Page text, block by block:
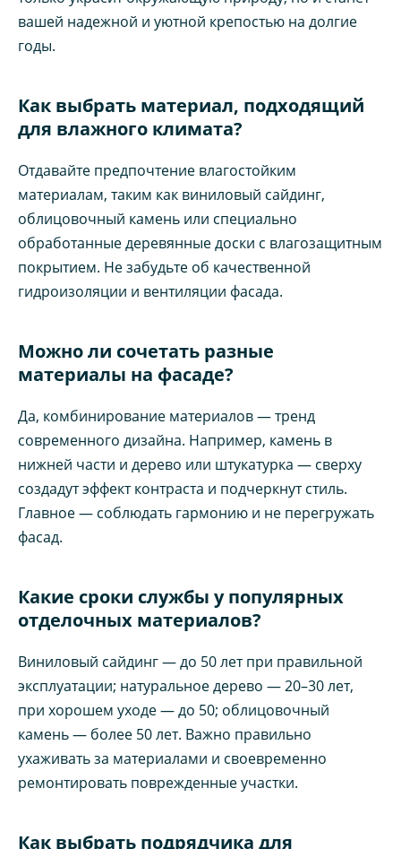
вашей надежной и уютной крепостью на долгие
годы.
Как выбрать материал, подходящий
для влажного климата?
Отдавайте предпочтение влагостойким
материалам, таким как виниловый сайдинг,
облицовочный камень или специально
обработанные деревянные доски с влагозащитным
покрытием. Не забудьте об качественной
гидроизоляции и вентиляции фасада.
Можно ли сочетать разные
материалы на фасаде?
Да, комбинирование материалов — тренд
современного дизайна. Например, камень в
нижней части и дерево или штукатурка — сверху
создадут эффект контраста и подчеркнут стиль.
Главное — соблюдать гармонию и не перегружать
фасад.
Какие сроки службы у популярных
отделочных материалов?
Виниловый сайдинг — до 50 лет при правильной
эксплуатации; натуральное дерево — 20–30 лет,
при хорошем уходе — до 50; облицовочный
камень — более 50 лет. Важно правильно
ухаживать за материалами и своевременно
ремонтировать поврежденные участки.
Как выбрать подрядчика для